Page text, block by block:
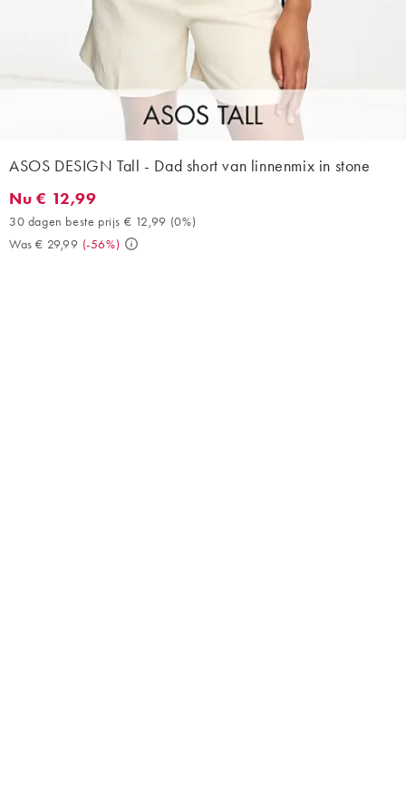
ASOS DESIGN Tall - Dad short van linnenmix in stone
Nu € 12,99. 30 dagen beste prijs € 12,99 (0%). Was € 29,99. (-
Nu € 12,99
30 dagen beste prijs € 12,99 (0%)
Was € 29,99 (-56%)